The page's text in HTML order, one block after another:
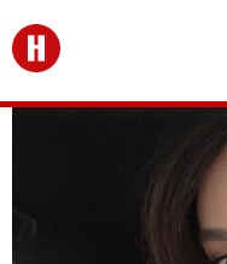
Перейти на главную